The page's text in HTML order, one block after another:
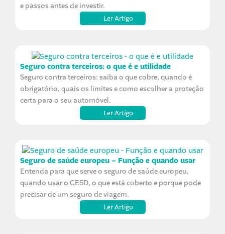
e passos antes de investir.
Ler Artigo
Seguro contra terceiros: o que é e utilidade
Seguro contra terceiros: saiba o que cobre, quando é
obrigatório, quais os limites e como escolher a proteção
certa para o seu automóvel.
Ler Artigo
Seguro de saúde europeu – Função e quando usar
Entenda para que serve o seguro de saúde europeu,
quando usar o CESD, o que está coberto e porque pode
precisar de um seguro de viagem.
Ler Artigo